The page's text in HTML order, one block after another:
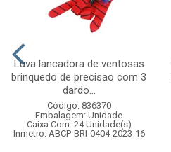
Luva lancadora de ventosas
brinquedo de precisao com 3
dardo...
Código: 836370
Embalagem: Unidade
Caixa Com: 24 Unidade(s)
Inmetro: ABCP-BRI-0404-2023-16